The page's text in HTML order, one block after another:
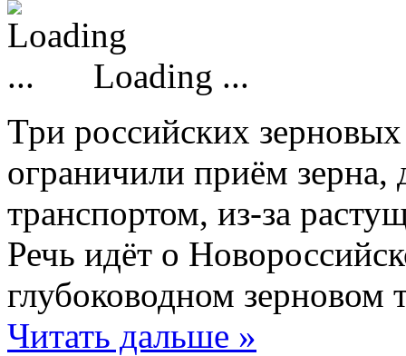
Loading ...
Три российских
ограничили приём зерна,
транспортом, из-за
Речь идёт о
глубоководном
Читать дальше »